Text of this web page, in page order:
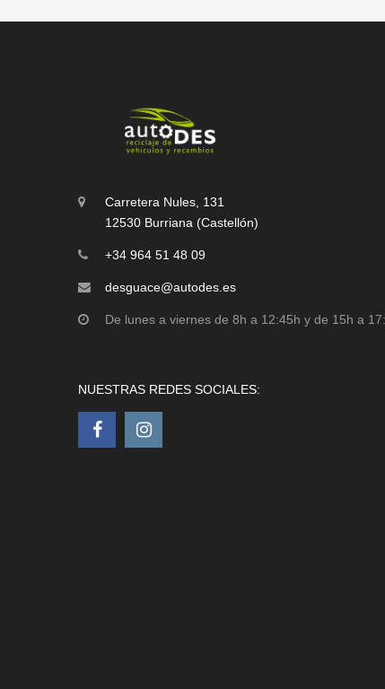
Carretera Nules, 131
12530 Burriana (Castellón)
+34 964 51 48 09
desguace@autodes.es
De lunes a viernes de 8h a 12:45h y de 15h a
NUESTRAS REDES SOCIALES: